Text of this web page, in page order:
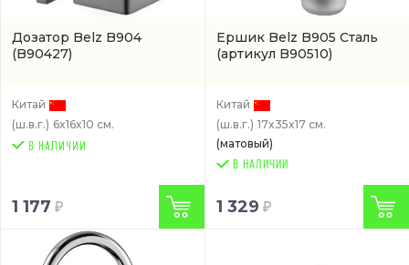
Дозатор Belz B904
(B90427)
Китай
(ш.в.г.) 6x16x10 см.
1 177
Ершик Belz B905 Сталь
(артикул B90510)
Китай
(ш.в.г.) 17x35x17 см.
(матовый)
В НАЛИЧИИ
1 329